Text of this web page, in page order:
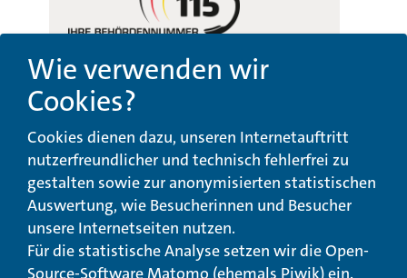
Anregungs- und
Qualitätsmanagement
Barrierefreiheit
© Landeswohlfahrtsverband Hessen 2026
Impressum Seitenübersicht Seite drucken
Wie verwenden wir
Cookies?
Cookies dienen dazu, unseren Internetauftritt
nutzerfreundlicher und technisch fehlerfrei zu
gestalten sowie zur anonymisierten statistischen
Auswertung, wie Besucherinnen und Besucher
unsere Internetseiten nutzen.
Für die statistische Analyse setzen wir die Open-
Source-Software Matomo (ehemals Piwik) ein.